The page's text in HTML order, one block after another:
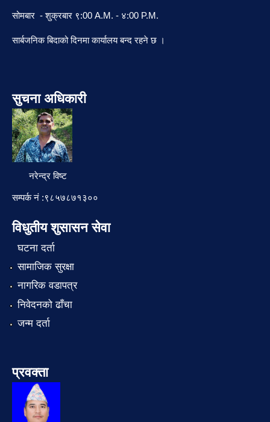
सोमबार - शुक्रबार ९:00 A.M. - ४:00 P.M.
सार्बजनिक बिदाको दिनमा कार्यालय बन्द रहने छ ।
सुचना अधिकारी
नरेन्द्र विष्ट
सम्पर्क नं :९८५७८७१३००
विधुतीय शुसासन सेवा
घटना दर्ता
सामाजिक सुरक्षा
नागरिक वडापत्र
निवेदनको ढाँचा
जन्म दर्ता
प्रवक्ता